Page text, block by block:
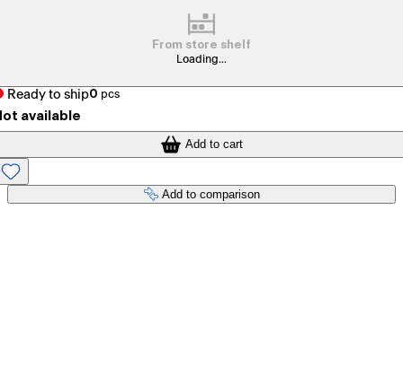
From store shelf
Loading...
Ready to ship0 pcs
available
Add to cart
Add to comparison